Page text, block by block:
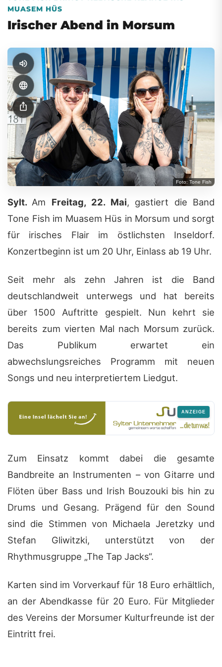
MUASEM HÜS
Irischer Abend in Morsum
volume_up
language
ios_share
Foto: Tone Fish
Sylt. Am Freitag, 22. Mai, gastiert die Band
Tone Fish im Muasem Hüs in Morsum und sorgt
für irisches Flair im östlichsten Inseldorf.
Konzertbeginn ist um 20 Uhr, Einlass ab 19 Uhr.
Seit mehr als zehn Jahren ist die Band
deutschlandweit unterwegs und hat bereits
über 1500 Auftritte gespielt. Nun kehrt sie
bereits zum vierten Mal nach Morsum zurück.
Das Publikum erwartet ein
abwechslungsreiches Programm mit neuen
Songs und neu interpretiertem Liedgut.
Zum Einsatz kommt dabei die gesamte
Bandbreite an Instrumenten – von Gitarre und
Flöten über Bass und Irish Bouzouki bis hin zu
Drums und Gesang. Prägend für den Sound
sind die Stimmen von Michaela Jeretzky und
Stefan Gliwitzki, unterstützt von der
Rhythmusgruppe „The Tap Jacks“.
Karten sind im Vorverkauf für 18 Euro erhältlich,
an der Abendkasse für 20 Euro. Für Mitglieder
des Vereins der Morsumer Kulturfreunde ist der
Eintritt frei.